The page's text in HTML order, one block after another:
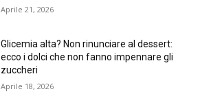
Aprile 21, 2026
Glicemia alta? Non rinunciare al dessert:
ecco i dolci che non fanno impennare gli
zuccheri
Aprile 18, 2026